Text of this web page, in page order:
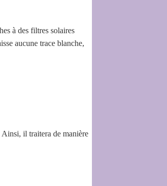
à des filtres solaires
aucune trace blanche,
Ainsi, il traitera de manière